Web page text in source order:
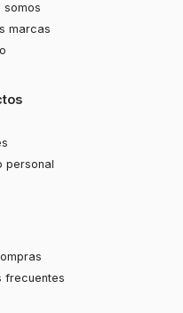
somos
marcas
personal
frecuentes